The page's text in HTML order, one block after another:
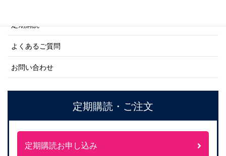
定期購読
よくあるご質問
お問い合わせ
定期購読・ご注文
定期購読お申し込み